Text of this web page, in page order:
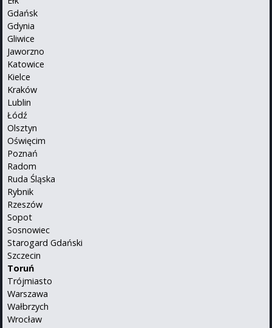
Gdańsk
Gdynia
Gliwice
Jaworzno
Katowice
Kielce
Kraków
Lublin
Łódź
Olsztyn
Oświęcim
Poznań
Radom
Ruda Śląska
Rybnik
Rzeszów
Sopot
Sosnowiec
Starogard Gdański
Szczecin
Toruń
Trójmiasto
Warszawa
Wałbrzych
Wrocław